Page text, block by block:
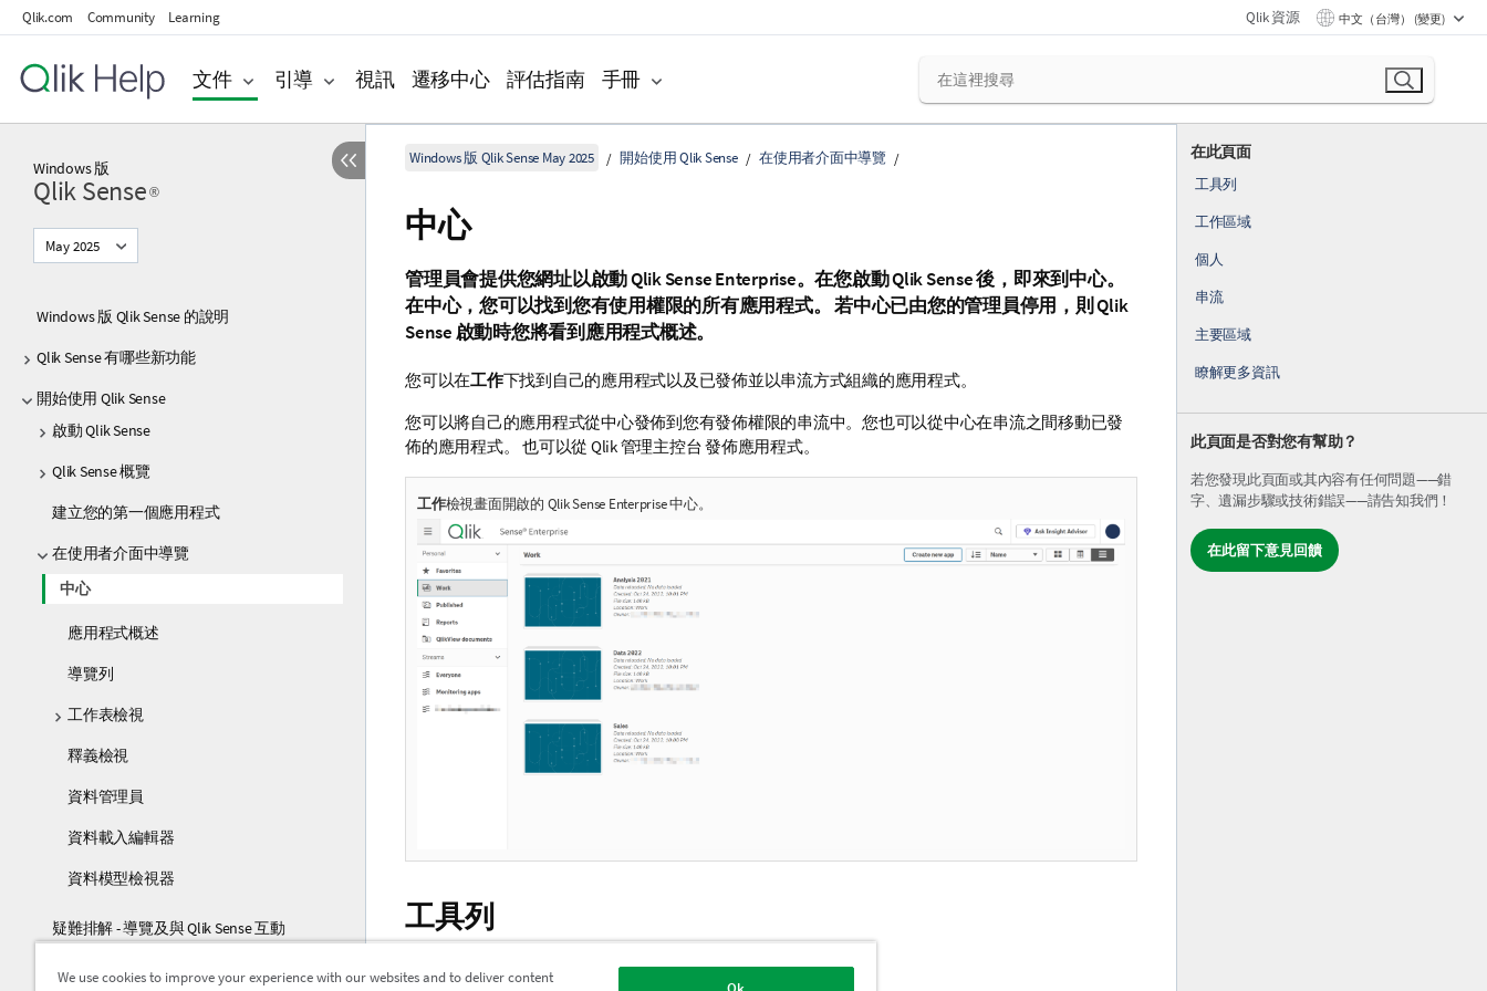
Qlik.com Community Learning Qlik 資源 中文（台灣） (變更)
文件 引導 視訊 遷移中心 評估指南 手冊
Windows版
Qlik Sense ®
May 2025
Windows 版 Qlik Sense 的說明
Qlik Sense 有哪些新功能
開始使用 Qlik Sense
啟動 Qlik Sense
Qlik Sense 概覽
建立您的第一個應用程式
在使用者介面中導覽
中心
應用程式概述
導覽列
工作表檢視
釋義檢視
資料管理員
資料載入編輯器
資料模型檢視器
疑難排解 - 導覽及與 Qlik Sense 互動
使用者介面導覽和互動
在此頁面
工具列
工作區域
個人
串流
主要區域
瞭解更多資訊
此頁面是否對您有幫助？
若您發現此頁面或其內容有任何問題——錯
字、遺漏步驟或技術錯誤——請告知我們！
在此留下意見回饋
Windows 版 Qlik Sense May 2025 開始使用 Qlik Sense 在使用者介面中導覽
中心
管理員會提供您網址以啟動Qlik Sense Enterprise。在您啟動Qlik Sense後，即來到中心。
在中心，您可以找到您有使用權限的所有應用程式。 若中心已由您的管理員停用，則Qlik
Sense啟動時您將看到應用程式概述。
您可以在工作下找到自己的應用程式以及已發佈並以串流方式組織的應用程式。
您可以將自己的應用程式從中心發佈到您有發佈權限的串流中。您也可以從中心在串流之間移動已發
佈的應用程式。 也可以從 Qlik 管理主控台發佈應用程式。
工作檢視畫面開啟的 Qlik Sense Enterprise中心。
工具列
工具列包含導覽面板和其他有用的命令。
We use cookies to improve your experience with our websites and to deliver content